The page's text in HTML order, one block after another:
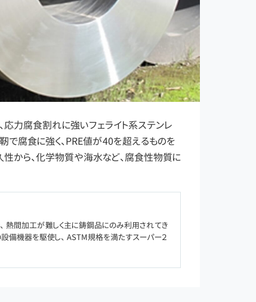
応力腐食割れに強いフェライト系ステンレ
で腐食に強く、PRE値が40を超えるものを
性から、化学物質や海水など、腐食性物質に
熱間加工が難しく主に鋳鋼品にのみ利用されてき
備機器を駆使し、 ASTM規格を満たすスーパー２